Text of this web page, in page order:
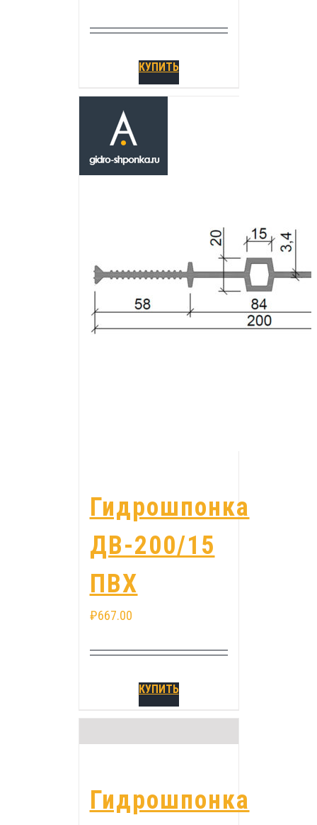
КУПИТЬ
Гидрошпонка
ДВ-200/15
ПВХ
₽667.00
КУПИТЬ
Гидрошпонка